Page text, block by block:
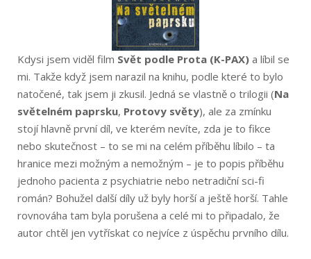
Kdysi jsem viděl film Svět podle Prota (K-PAX) a líbil se
mi. Takže když jsem narazil na knihu, podle které to bylo
natočené, tak jsem ji zkusil. Jedná se vlastně o trilogii (Na
světelném paprsku, Protovy světy), ale za zmínku
stojí hlavně první díl, ve kterém nevíte, zda je to fikce
nebo skutečnost – to se mi na celém příběhu líbilo – ta
hranice mezi možným a nemožným – je to popis příběhu
jednoho pacienta z psychiatrie nebo netradiční sci-fi
román? Bohužel další díly už byly horší a ještě horší. Tahle
rovnováha tam byla porušena a celé mi to připadalo, že
autor chtěl jen vytřískat co nejvíce z úspěchu prvního dílu.